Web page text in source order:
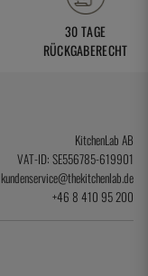
30 TAGE
RÜCKGABERECHT
KitchenLab AB
VAT-ID: SE556785-619901
kundenservice@thekitchenlab.de
+46 8 410 95 200